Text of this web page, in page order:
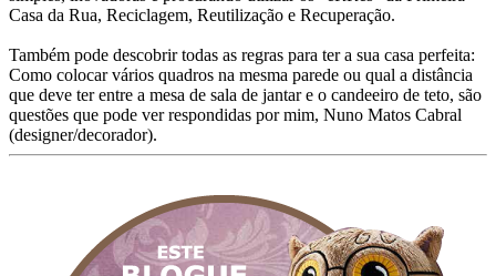
Casa da Rua, Reciclagem, Reutilização e Recuperação.
Também pode descobrir todas as regras para ter a sua casa perfeita:
Como colocar vários quadros na mesma parede ou qual a distância
que deve ter entre a mesa de sala de jantar e o candeeiro de teto, são
questões que pode ver respondidas por mim, Nuno Matos Cabral
(designer/decorador).